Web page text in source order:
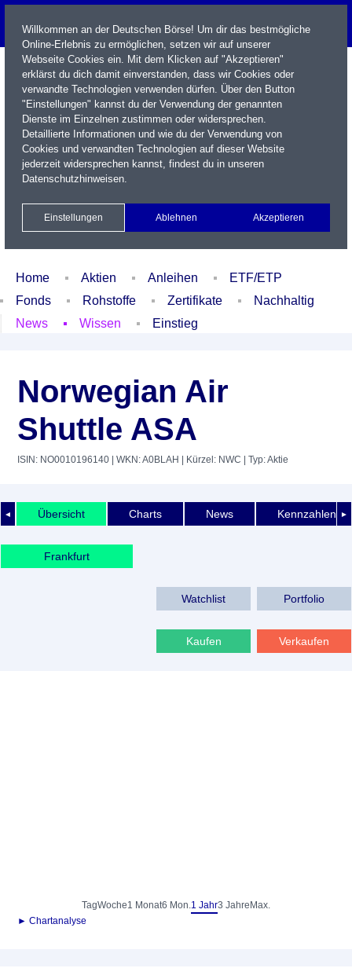
Name / WKN / ISIN / Kürzel
Xetra Realtime
Watchlist Portfolio Login
Home Aktien Anleihen
ETF/ETP
Fonds
Rohstoffe Zertifikate
Nachhaltig
News
Wissen Einstieg
Norwegian Air
Shuttle ASA
ISIN: NO0010196140 | WKN: A0BLAH | Kürzel: NWC | Typ: Aktie
◄ ►
Übersicht Charts News Kennzahlen
Frankfurt
Watchlist Portfolio
Kaufen Verkaufen
TagWoche1 Monat6 Mon.1 Jahr3 Jahre Max.
► Chartanalyse
Willkommen an der Deutschen Börse! Um dir das bestmögliche
Online-Erlebnis zu ermöglichen, setzen wir auf unserer
Webseite Cookies ein. Mit dem Klicken auf "Akzeptieren"
erklärst du dich damit einverstanden, dass wir Cookies oder
verwandte Technologien verwenden dürfen. Über den Button
"Einstellungen" kannst du der Verwendung der genannten
Dienste im Einzelnen zustimmen oder widersprechen.
Detaillierte Informationen und wie du der Verwendung von
Cookies und verwandten Technologien auf dieser Website
jederzeit widersprechen kannst, findest du in unseren
Datenschutzhinweisen.
Einstellungen Ablehnen Akzeptieren